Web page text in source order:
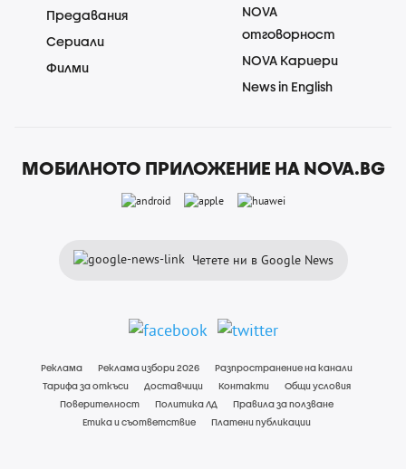
Предавания
Сериали
Филми
NOVA
отговорност
NOVA Кариери
News in English
МОБИЛНОТО ПРИЛОЖЕНИЕ НА NOVA.BG
Четете ни в Google News
Реклама Реклама избори 2026
Разпространение на канали
Тарифа за откъси
Доставчици Контакти
Общи условия
Поверителност
Политика ЛД
Правила за ползване
Етика и съответствие
Платени публикации